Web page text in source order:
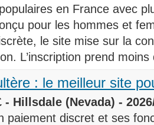
en France avec
pour les hommes et
le site mise sur la
L’inscription prend
: le meilleur site
- Hillsdale (Nevada) -
paiement discret et ses